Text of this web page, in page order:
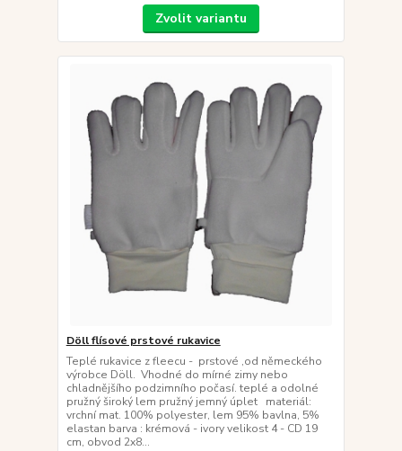
Zvolit variantu
Döll flísové prstové rukavice
Teplé rukavice z fleecu - prstové ,od německého
výrobce Döll. Vhodné do mírné zimy nebo
chladnějšího podzimního počasí. teplé a odolné
pružný široký lem pružný jemný úplet materiál:
vrchní mat. 100% polyester, lem 95% bavlna, 5%
elastan barva : krémová - ivory velikost 4 - CD 19
cm, obvod 2x8...